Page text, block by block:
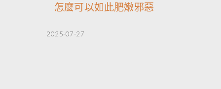
怎麼可以如此肥嫩邪惡
2025-07-27